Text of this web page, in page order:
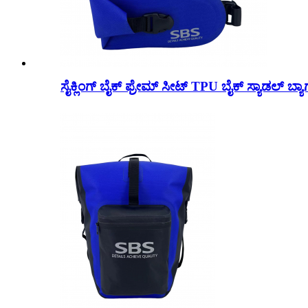
ಸೈಕ್ಲಿಂಗ್ ಬೈಕ್ ಫ್ರೇಮ್ ಸೀಟ್ TPU ಬೈಕ್ ಸ್ಯಾಡಲ್